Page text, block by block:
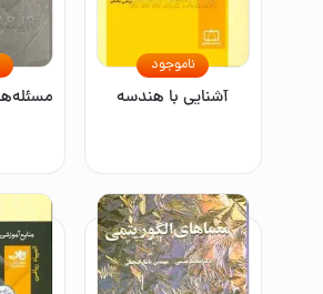
آشنایی با هندسه
ناموجود